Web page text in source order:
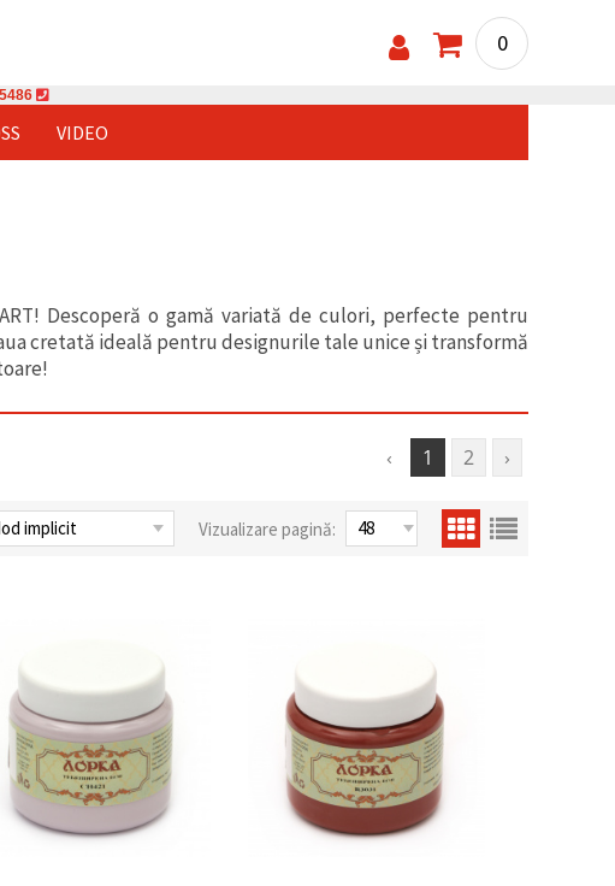
0
VIDEO
Descoperă o gamă variată de culori, perfecte pentru
cretată ideală pentru designurile tale unice și transformă
‹ 1 2 ›
Vizualizare pagină: